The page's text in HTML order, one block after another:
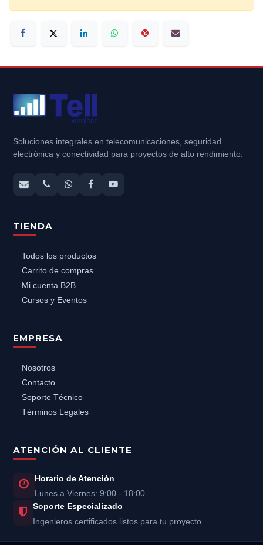
Soluciones integrales en telecomunicaciones, seguridad
electrónica y conectividad para proyectos de alto rendimiento.
TIENDA
Todos los productos
Carrito de compras
Mi cuenta B2B
Cursos y Eventos
EMPRESA
Nosotros
Contacto
Soporte Técnico
Términos Legales
ATENCIÓN AL CLIENTE
Horario de Atención
Lunes a Viernes: 9:00 - 18:00
Soporte Especializado
Ingenieros certificados listos para tu proyecto.